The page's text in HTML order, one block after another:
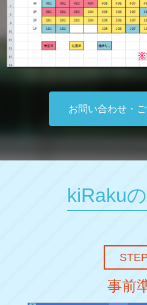
お問い合わせ・
kiRaku
事前